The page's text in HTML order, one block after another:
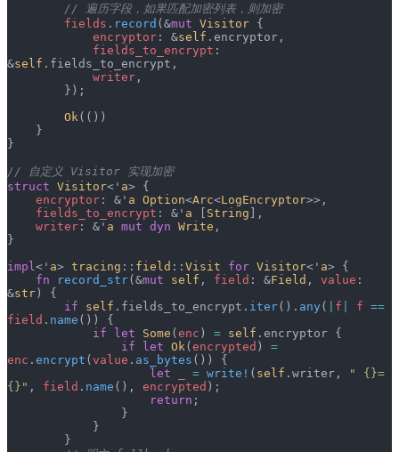
        // 遍历字段，如果匹配加密列表，则加密
        fields
. record (&mut Visitor {
            encryptor
: &self .encryptor,
            fields_to_encrypt
:
&self .fields_to_encrypt,
            writer
,
        });
        Ok
(())
    }
}
// 自定义 Visitor 实现加密
struct Visitor<' a> {
    encryptor
: &' a Option<Arc<LogEncryptor>>,
    fields_to_encrypt
: &' a [ String ],
    writer
: &' a mut dyn Write ,
}
impl <' a> tracing :: field :: Visit for Visitor<' a> {
    fn
record_str(&mut self , field : &Field , value :
&str) {
        if
self .fields_to_encrypt. iter(). any ( f f ==
field . name ()) {
            if
let Some (enc ) = self .encryptor {
                if
let Ok (encrypted ) =
enc . encrypt (value . as_bytes ()) {
                    let
= write! ( self .writer,
" {}=
{}" , field . name (), encrypted );
                    return
;
                }
            }
        }